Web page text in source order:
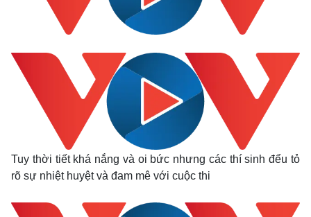
Tuy thời tiết khá nắng và oi bức nhưng các thí sinh đểu tỏ
rõ sự nhiệt huyệt và đam mê với cuộc thi